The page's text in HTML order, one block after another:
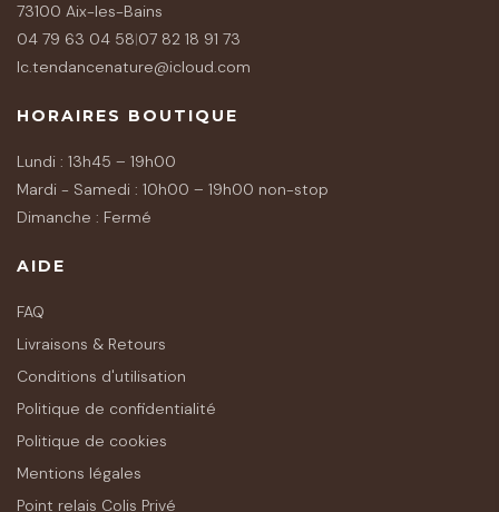
73100 Aix-les-Bains
04 79 63 04 58|07 82 18 91 73
lc.tendancenature@icloud.com
HORAIRES BOUTIQUE
Lundi : 13h45 – 19h00
Mardi - Samedi : 10h00 – 19h00 non-stop
Dimanche : Fermé
AIDE
FAQ
Livraisons & Retours
Conditions d'utilisation
Politique de confidentialité
Politique de cookies
Mentions légales
Point relais Colis Privé